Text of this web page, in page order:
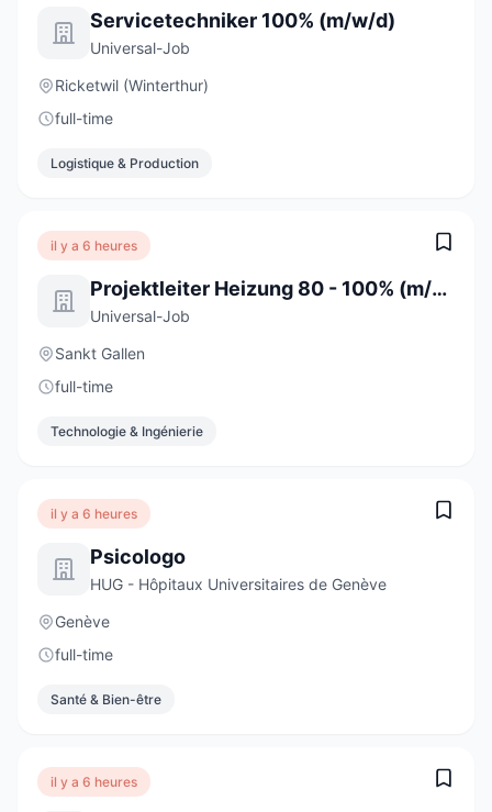
Servicetechniker 100% (m/w/d)
Universal-Job
Ricketwil (Winterthur)
full-time
Logistique & Production
il y a 6 heures
Projektleiter Heizung 80 - 100% (m/w/d)
Universal-Job
Sankt Gallen
full-time
Technologie & Ingénierie
il y a 6 heures
Psicologo
HUG - Hôpitaux Universitaires de Genève
Genève
full-time
Santé & Bien-être
il y a 6 heures